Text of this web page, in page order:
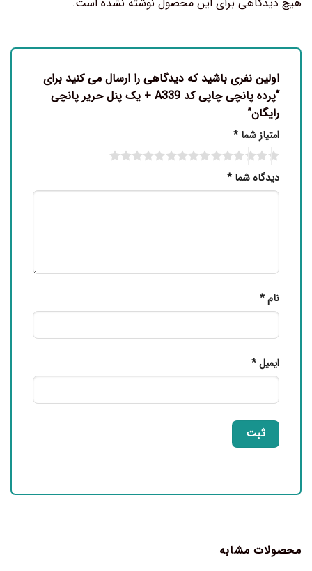
اولین نفری باشید که دیدگاهی را ارسال می کنید برای
“پرده پانچی چاپی کد A339 + یک پنل حریر پانچی
رایگان”
امتیاز شما *
دیدگاه شما *
نام*
ایمیل*
محصولات مشابه